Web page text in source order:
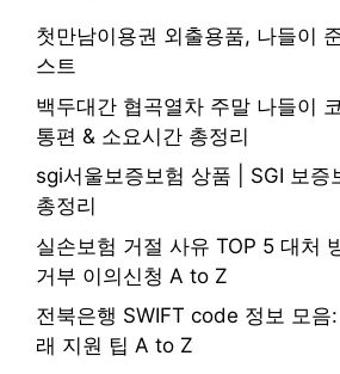
첫만남이용권 외출용품, 나들이
스트
백두대간 협곡열차 주말 나들이
통편 & 소요시간 총정리
sgi서울보증보험 상품 | SGI 보증
총정리
실손보험 거절 사유 TOP 5 대처
거부 이의신청 A to Z
전북은행 SWIFT code 정보 모음
래 지원 팁 A to Z